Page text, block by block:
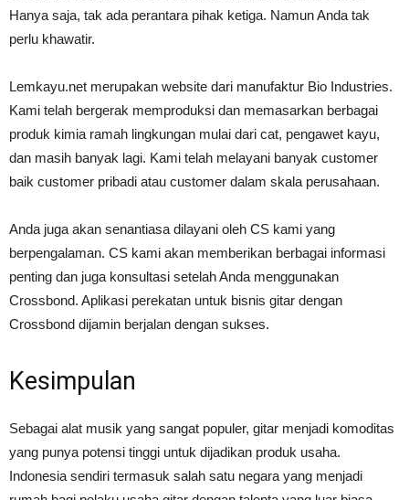
Hanya saja, tak ada perantara pihak ketiga. Namun Anda tak
perlu khawatir.
Lemkayu.net merupakan website dari manufaktur Bio Industries.
Kami telah bergerak memproduksi dan memasarkan berbagai
produk kimia ramah lingkungan mulai dari cat, pengawet kayu,
dan masih banyak lagi. Kami telah melayani banyak customer
baik customer pribadi atau customer dalam skala perusahaan.
Anda juga akan senantiasa dilayani oleh CS kami yang
berpengalaman. CS kami akan memberikan berbagai informasi
penting dan juga konsultasi setelah Anda menggunakan
Crossbond. Aplikasi perekatan untuk bisnis gitar dengan
Crossbond dijamin berjalan dengan sukses.
Kesimpulan
Sebagai alat musik yang sangat populer, gitar menjadi komoditas
yang punya potensi tinggi untuk dijadikan produk usaha.
Indonesia sendiri termasuk salah satu negara yang menjadi